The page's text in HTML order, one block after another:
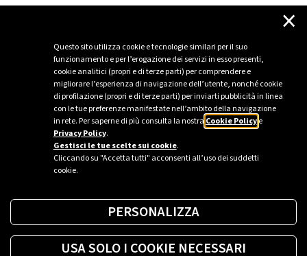
Questo sito utilizza cookie e tecnologie similari per il suo
funzionamento e per l’erogazione dei servizi in esso presenti,
cookie analitici (propri e di terze parti) per comprendere e
migliorare l’esperienza di navigazione dell’utente, nonché cookie
di profilazione (propri e di terze parti) per inviarti pubblicità in linea
con le tue preferenze manifestate nell’ambito della navigazione
in rete. Per saperne di più consulta la nostra Cookie Policye
Privacy Policy.
Gestisci le tue scelte sui cookie.
Cliccando su "Accetta tutti" acconsenti all’uso dei suddetti
cookie.
×
PERSONALIZZA
USA SOLO I COOKIE NECESSARI
C'è un problema con il recupero dei
Per favore riprova piú tardi
Sei un’azienda o una PA?
Trova la soluzione più giusta per te.
Richiedi una colonnina